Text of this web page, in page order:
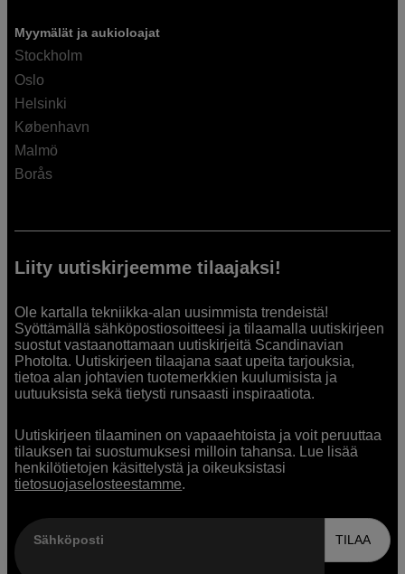
Myymälät ja aukioloajat
Stockholm
Oslo
Helsinki
København
Malmö
Borås
Liity uutiskirjeemme tilaajaksi!
Ole kartalla tekniikka-alan uusimmista trendeistä!
Syöttämällä sähköpostiosoitteesi ja tilaamalla uutiskirjeen
suostut vastaanottamaan uutiskirjeitä Scandinavian
Photolta. Uutiskirjeen tilaajana saat upeita tarjouksia,
tietoa alan johtavien tuotemerkkien kuulumisista ja
uutuuksista sekä tietysti runsaasti inspiraatiota.
Uutiskirjeen tilaaminen on vapaaehtoista ja voit peruuttaa
tilauksen tai suostumuksesi milloin tahansa. Lue lisää
henkilötietojen käsittelystä ja oikeuksistasi
tietosuojaselosteestamme.
Sähköposti TILAA